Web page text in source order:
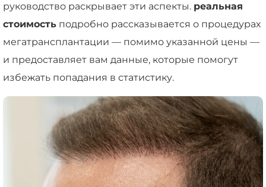
руководство раскрывает эти аспекты. реальная
стоимость подробно рассказывается о процедурах
мегатрансплантации — помимо указанной цены —
и предоставляет вам данные, которые помогут
избежать попадания в статистику.